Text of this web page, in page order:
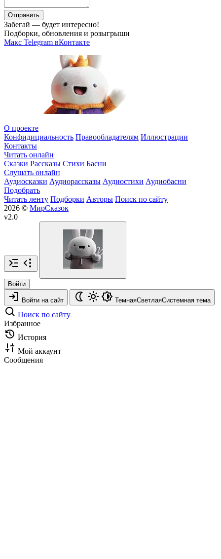
Отправить
Забегай — будет интересно!
Подборки, обновления и розыгрыши
Макс Telegram вКонтакте
О проекте
Конфидициальность Правообладателям Иллюстрации
Контакты
Читать онлайн
Сказки Рассказы Стихи Басни
Слушать онлайн
Аудиосказки Аудиорассказы Аудиостихи Аудиобасни
Подобрать
Читать ленту Подборки Авторы Поиск по сайту
2026 © МирСказок
v2.0
Войти
Войти на сайт ТемнаяСветлаяСистемная тема
Поиск по сайту
Избранное
История
Мой аккаунт
Сообщения